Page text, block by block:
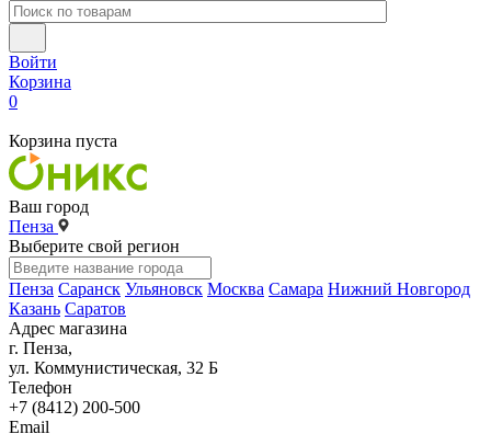
Войти
Корзина
0
Корзина пуста
Ваш город
Пенза
Выберите свой регион
Пенза Саранск Ульяновск Москва Самара Нижний Новгород
Казань Саратов
Адрес магазина
г. Пенза,
ул. Коммунистическая, 32 Б
Телефон
+7 (8412) 200-500
Email